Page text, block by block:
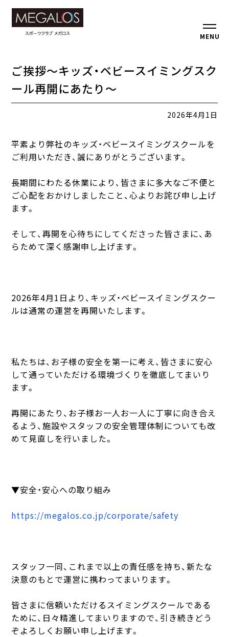
MENU
ご挨拶～キッズ・ベビースイミングスク
ール再開にあたり～
2026年4月1日
平素より弊社のキッズ・ベビースイミングスクールを
ご利用いただき、誠にありがとうございます。
長期間にわたる休業により、皆さまに多大なご不便と
ご心配をおかけしましたこと、心よりお詫び申し上げ
ます。
そして、再開を心待ちにしてくださった皆さまに、あ
らためて深く感謝申し上げます。
2026年4月1日より、キッズ・ベビースイミングスクー
ルは通常の運営を再開いたします。
私たちは、お子様の安全を第一に考え、皆さまに安心
して通っていただける環境づくりを徹底してまいり
ます。
再開にあたり、お子様お一人お一人に丁寧に向き合え
るよう、施設やスタッフの安全管理体制についても改
めて見直しを行いました。
▼安全・安心への取り組み
https://megalos.co.jp/corporate/safety
スタッフ一同、これまで以上の責任感を持ち、新たな
決意のもとで運営に携わってまいります。
皆さまに信頼いただけるスイミングスクールである
ために、日々精進してまいりますので、引き続きどう
ぞよろしくお願い申し上げます。